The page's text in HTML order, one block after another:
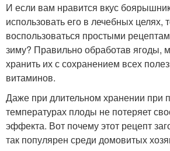
И если вам нравится вкус
использовать его в лечебных целях,
воспользоваться простыми
зиму? Правильно обработав ягоды,
хранить их с сохранением всех
витаминов.
Даже при длительном хранении при
температурах плоды не потеряет
эффекта. Вот почему этот рецепт
так популярен среди домовитых